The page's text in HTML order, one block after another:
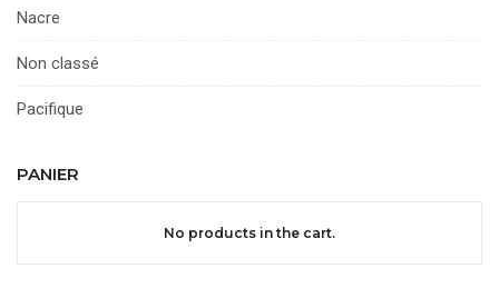
Nacre
Non classé
Pacifique
PANIER
No products in the cart.